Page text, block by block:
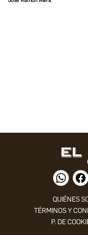
QUIÉNES
TÉRMINOS Y
P. DE